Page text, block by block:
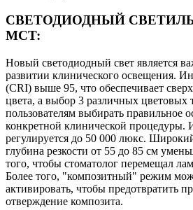
СВЕТОДИОДНЫЙ
MCT:
Новый светодиодный свет является
развитии клинического освещения.
(CRI) выше 95, что обеспечивает
цвета, а выбор 3 различных цветовых
пользователям выбирать правильное
конкретной клинической процедуры.
регулируется до 50 000 люкс.
глубина резкости от 55 до 85 см
того, чтобы стоматолог перемещал
Более того, "композитный" режим
активировать, чтобы предотвратить
отверждение композита.